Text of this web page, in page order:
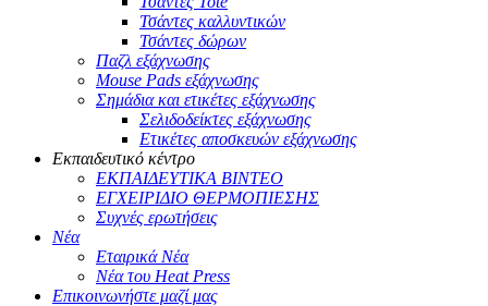
Τσάντες καλλυντικών
Τσάντες δώρων
Παζλ εξάχνωσης
Mouse Pads εξάχνωσης
Σημάδια και ετικέτες εξάχνωσης
Σελιδοδείκτες εξάχνωσης
Ετικέτες αποσκευών εξάχνωσης
Εκπαιδευτικό κέντρο
ΕΚΠΑΙΔΕΥΤΙΚΑ ΒΙΝΤΕΟ
ΕΓΧΕΙΡΙΔΙΟ ΘΕΡΜΟΠΙΕΣΗΣ
Συχνές ερωτήσεις
Νέα
Εταιρικά Νέα
Νέα του Heat Press
Επικοινωνήστε μαζί μας